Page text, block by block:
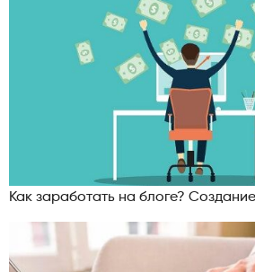
Как заработать на блоге?